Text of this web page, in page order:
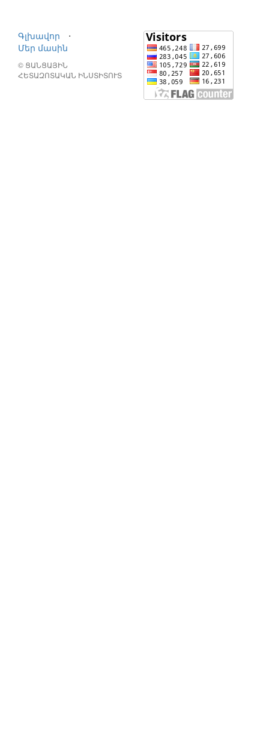
Գլխավոր
⋅
Մեր մասին
© ՑԱՆՑԱՅԻՆ
ՀԵՏԱԶՈՏԱԿԱՆ ԻՆՍՏԻՏՈՒՏ